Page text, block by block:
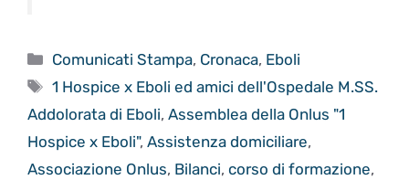
Categorie
Comunicati Stampa, Cronaca, Eboli
Tag
1 Hospice x Eboli ed amici dell'Ospedale M.SS.
Addolorata di Eboli, Assemblea della Onlus "1
Hospice x Eboli", Assistenza domiciliare,
Associazione Onlus, Bilanci, corso di formazione,